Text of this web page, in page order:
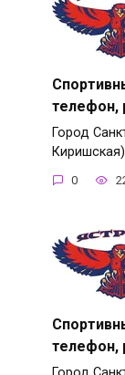
телефон,
Город
Киришская)
0
телефон,